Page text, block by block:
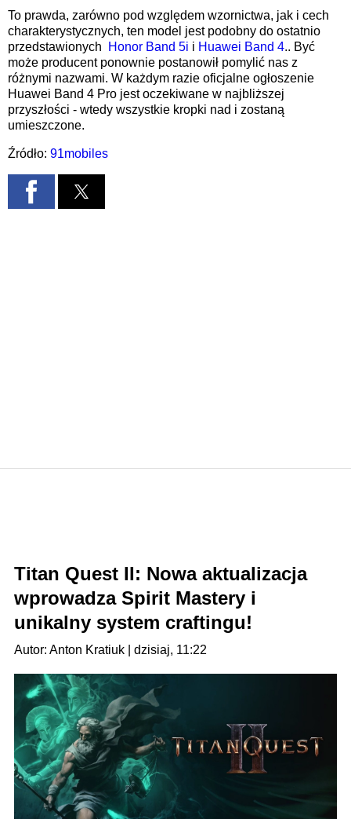
To prawda, zarówno pod względem wzornictwa, jak i cech
charakterystycznych, ten model jest podobny do ostatnio
przedstawionych
Honor Band 5i i Huawei Band 4.. Być
może producent ponownie postanowił pomylić nas z
różnymi nazwami. W każdym razie oficjalne ogłoszenie
Huawei Band 4 Pro jest oczekiwane w najbliższej
przyszłości - wtedy wszystkie kropki nad i zostaną
umieszczone.
Źródło: 91mobiles